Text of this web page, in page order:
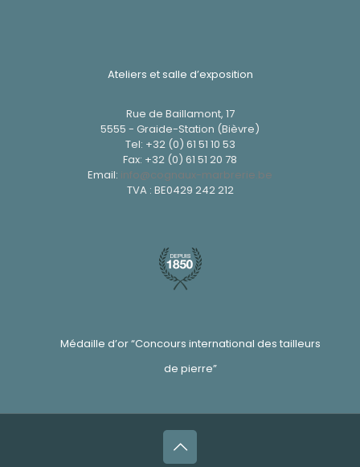
Ateliers et salle d’exposition
Rue de Baillamont, 17
5555 - Graide-Station (Bièvre)
Tel: +32 (0) 61 51 10 53
Fax: +32 (0) 61 51 20 78
Email: info@cognaux-marbrerie.be
TVA : BE0429 242 212
Médaille d’or “Concours international des tailleurs
de pierre”